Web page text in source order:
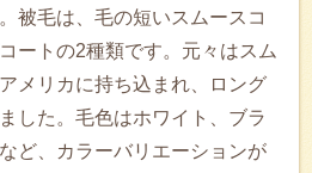
被毛は、毛の短いスムースコ
ートの2種類です。元々はスム
メリカに持ち込まれ、ロング
した。毛色はホワイト、ブラ
ど、カラーバリエーションが